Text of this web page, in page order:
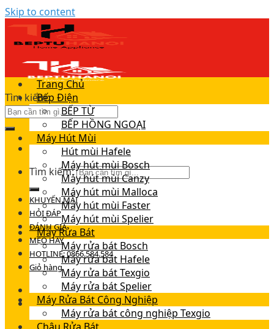
Skip to content
Tìm kiếm:
Tìm kiếm:
KHUYẾN MÃI
HỎI ĐÁP
ĐÁNH GIÁ
MẸO HAY
HOTLINE: 0866.584.584
Giỏ hàng
Trang Chủ
Bếp Điện
BẾP TỪ
BẾP HỒNG NGOẠI
Máy Hút Mùi
Hút mùi Hafele
Máy hút mùi Bosch
Máy hút mùi Canzy
Máy hút mùi Malloca
Máy hút mùi Faster
Máy hút mùi Spelier
Máy Rửa Bát
Máy rửa bát Bosch
Máy rửa bát Hafele
Máy rửa bát Texgio
Máy rửa bát Spelier
Máy Rửa Bát Công Nghiệp
Máy rửa bát công nghiệp Texgio